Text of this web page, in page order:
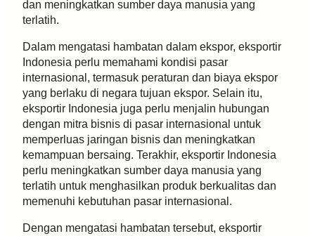
dan meningkatkan sumber daya manusia yang
terlatih.
Dalam mengatasi hambatan dalam ekspor, eksportir
Indonesia perlu memahami kondisi pasar
internasional, termasuk peraturan dan biaya ekspor
yang berlaku di negara tujuan ekspor. Selain itu,
eksportir Indonesia juga perlu menjalin hubungan
dengan mitra bisnis di pasar internasional untuk
memperluas jaringan bisnis dan meningkatkan
kemampuan bersaing. Terakhir, eksportir Indonesia
perlu meningkatkan sumber daya manusia yang
terlatih untuk menghasilkan produk berkualitas dan
memenuhi kebutuhan pasar internasional.
Dengan mengatasi hambatan tersebut, eksportir